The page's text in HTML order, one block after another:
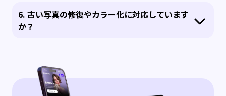
6. 古い写真の修復やカラー化に対応しています
か？